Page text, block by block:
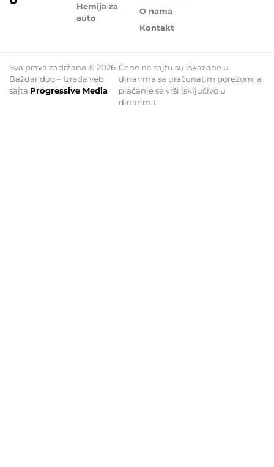
Hemija za
auto
O nama
Kontakt
Sva prava zadržana © 2026
Baždar doo – Izrada veb
sajta Progressive Media
Cene na sajtu su iskazane u
dinarima sa uračunatim porezom, a
plaćanje se vrši isključivo u
dinarima.